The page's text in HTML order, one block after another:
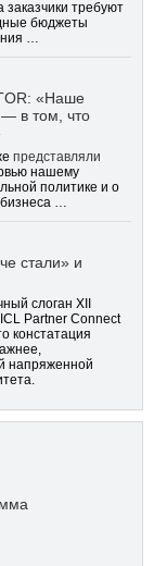
заказчики требуют
бюджеты
…
«Наше
в том, что
представляли
нашему
политике и о
бизнеса …
стали» и
слоган XII
Partner Connect
констатация
напряженной